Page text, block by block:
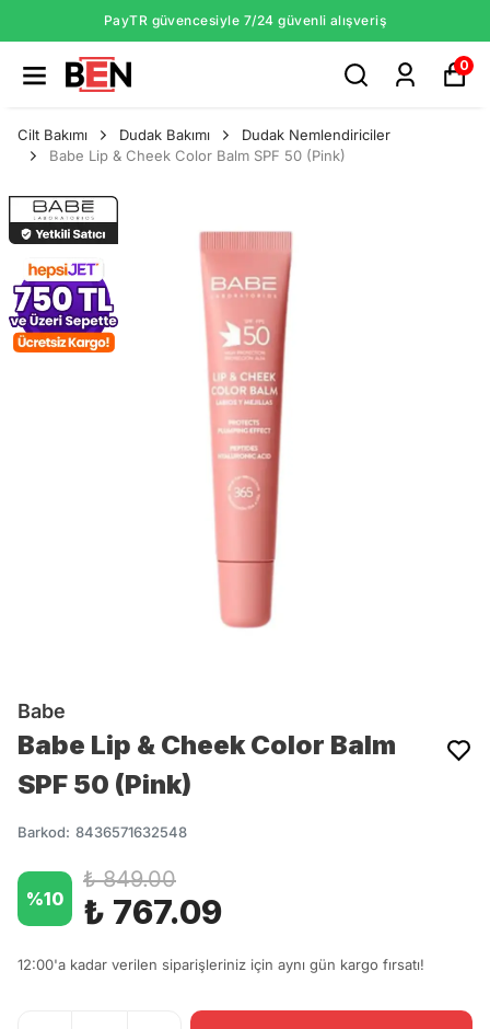
PayTR güvencesiyle 7/24 güvenli alışveriş
0
Cilt Bakımı Dudak Bakımı
Dudak Nemlendiriciler
Babe Lip & Cheek Color Balm SPF 50 (Pink)
Babe
Babe Lip & Cheek Color Balm
SPF 50 (Pink)
Barkod: 8436571632548
%10
₺ 849.00
₺ 767.09
12:00'a kadar verilen siparişleriniz için aynı gün kargo fırsatı!